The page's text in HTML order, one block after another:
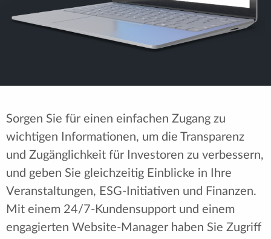
Sorgen Sie für einen einfachen Zugang zu
wichtigen Informationen, um die Transparenz
und Zugänglichkeit für Investoren zu verbessern,
und geben Sie gleichzeitig Einblicke in Ihre
Veranstaltungen, ESG-Initiativen und Finanzen.
Mit einem 24/7-Kundensupport und einem
engagierten Website-Manager haben Sie Zugriff